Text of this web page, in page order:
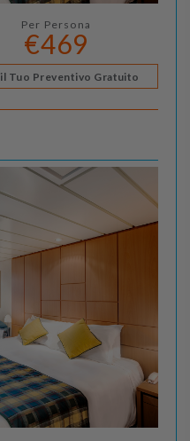
Per Persona
€469
il Tuo Preventivo Gratuito